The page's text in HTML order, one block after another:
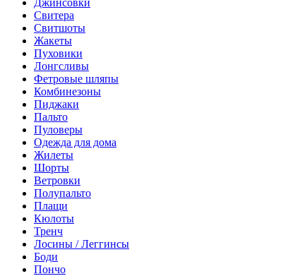
Джинсовки
Свитера
Свитшоты
Жакеты
Пуховики
Лонгсливы
Фетровые шляпы
Комбинезоны
Пиджаки
Пальто
Пуловеры
Одежда для дома
Жилеты
Шорты
Ветровки
Полупальто
Плащи
Кюлоты
Тренч
Лосины / Леггинсы
Боди
Пончо